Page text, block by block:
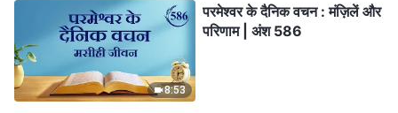
8:53
परमेश्वर के दैनिक वचन : मंज़िलें और
परिणाम | अंश 586